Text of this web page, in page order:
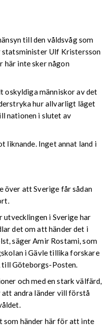
till den våldsvåg som
statsminister Ulf Kristersson
här inte sker någon
oskyldiga människor av det
hur allvarligt läget
nationen i slutet av
liknande. Inget annat land i
över att Sverige får sådan
i Sverige har
det om att händer det i
säger Amir Rostami, som
i Gävle tillika forskare
Göteborgs-Posten.
och med en stark välfärd,
att andra länder vill förstå
som händer här för att inte